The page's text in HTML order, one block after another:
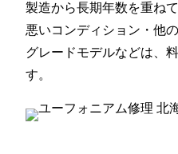
製造から長期年数を重ね
悪いコンディション・他
グレードモデルなどは、
す。